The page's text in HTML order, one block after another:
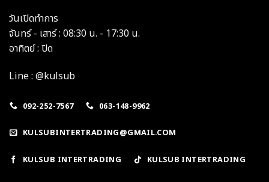
วันเปิดทำการ
จันทร์ - เสาร์ : 08:30 น. - 17:30 น.
อาทิตย์ : ปิด
Line : @kulsub
092-252-7567 063-148-9962
KULSUBINTERTRADING@GMAIL.COM
KULSUB INTERTRADING KULSUB INTERTRADING